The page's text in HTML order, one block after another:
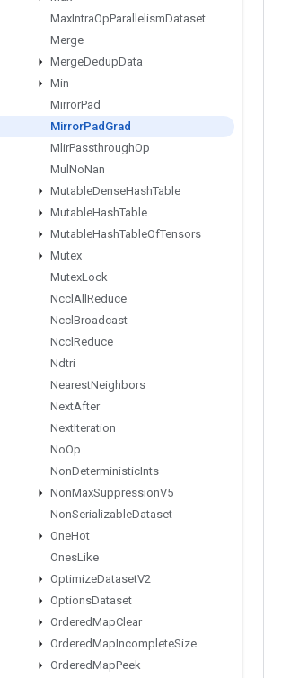
MaxIntraOpParallelismDataset
Merge
MergeDedupData
Min
MirrorPad
MirrorPad Grad
MlirPassthroughOp
Mul NoNan
MutableDenseHashTable
MutableHashTable
MutableHashTableOfTensors
Mutex
MutexLock
Nccl All Reduce
Nccl Broadcast
Nccl Reduce
Ndtri
NearestNeighbors
NextAfter
NextIteration
NoOp
NonDeterministicInts
NonMaxSuppressionV5
NonSerializableDataset
OneHot
OnesLike
OptimizeDatasetV2
OptionsDataset
OrderedMapClear
OrderedMapIncompleteSize
OrderedMapPeek